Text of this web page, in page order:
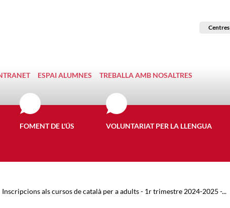
Centres
ESPAI ALUMNES TREBALLA AMB NOSALTRES
FOMENT DE L'ÚS VOLUNTARIAT PER LA LLENGUA
Inscripcions als cursos de català per a adults - 1r trimestre 2024-2025 -...